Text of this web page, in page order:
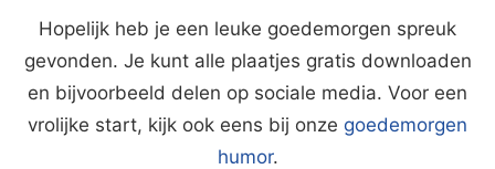
Hopelijk heb je een leuke goedemorgen spreuk
gevonden. Je kunt alle plaatjes gratis downloaden
en bijvoorbeeld delen op sociale media. Voor een
vrolijke start, kijk ook eens bij onze goedemorgen
humor.